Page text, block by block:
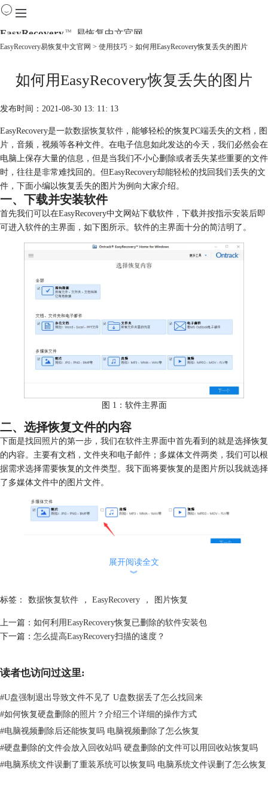
EasyRecovery TM 易恢复中文官网
购买
线下数据恢复
EasyRecovery易恢复中文官网 > 使用技巧 > 如何用EasyRecovery恢复丢失的图片
如何用EasyRecovery恢复丢失的图片
发布时间：2021-08-30 13: 11: 13
EasyRecovery是一款数据恢复软件 ，能够轻松的恢复PC端丢失的文档，图
片，音频，视频等各种文件。在电子信息如此发达的今天，我们必然会在
电脑上保存大量的信息，但是当我们不小心删除或者丢失某些重要的文件
时，往往是非常难找回的。但EasyRecovery却能轻松的找回我们丢失的文
件，下面小编以恢复丢失的图片为例向大家介绍。
一、下载并安装软件
首先我们可以在EasyRecovery中文网站下载软件，下载并按指示安装后即
可进入软件的主界面，如下图所示。软件的主界面十分的简洁明了。
图 1：软件主界面
二、选择恢复文件的内容
下面是找回照片的第一步，我们在软件主界面中首先看到的就是选择恢复
的内容。主要有文档，文件夹和电子邮件；多媒体文件两类，我们可以根
据需求选择需要恢复的文件类型。我下面将要恢复的是图片所以我就选择
了多媒体文件中的图片文件。
三、选择从什么地方中恢复
件界面中可看到桌面，文件资料，已连接硬盘以及选择位置这些地方。
如果我们想不起图片原本所在的文件夹，可以直接全选，但是这样查找出
来的文件会比较多，需要多花一点时间进行筛选。如果我们大概知道其原
展开阅读全文
︾
标签： 数据恢复软件 ， EasyRecovery ， 图片恢复
上一篇： 如何利用EasyRecovery恢复已删除的软件安装包
下一篇： 怎么提高EasyRecovery扫描的速度？
读者也访问过这里:
#U盘强制退出导致文件不见了 U盘数据丢了怎么找回来
#如何恢复硬盘删除的照片？介绍三个详细的操作方式
#电脑视频删除后还能恢复吗 电脑视频删除了怎么恢复
#硬盘删除的文件会放入回收站吗 硬盘删除的文件可以用回收站恢复吗
#电脑系统文件误删了重装系统可以恢复吗 电脑系统文件误删了怎么恢复